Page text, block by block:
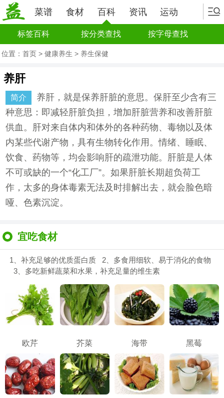
菜谱 食材 百科 资讯 运动
标签百科 按分类查找 按字母查找
位置： 首页 > 健康养生 > 养生保健
养肝
简介
养肝，就是保养肝脏的意思。保肝至少含有三
种意思：即减轻肝脏负担，增加肝脏营养和改善肝脏
供血。肝对来自体内和体外的各种药物、毒物以及体
内某些代谢产物，具有生物转化作用。情绪、睡眠、
饮食、药物等，均会影响肝的疏泄功能。肝脏是人体
不可或缺的一个“化工厂”。如果肝脏长期超负荷工
作，太多的身体毒素无法及时排解出去，就会脸色暗
哑、色素沉淀。
宜吃食材
1、补充足够的优质蛋白质 2、多食用细软、易于消化的食物
3、多吃新鲜蔬菜和水果，补充足量的维生素
欧芹 芥菜 海带 黑莓